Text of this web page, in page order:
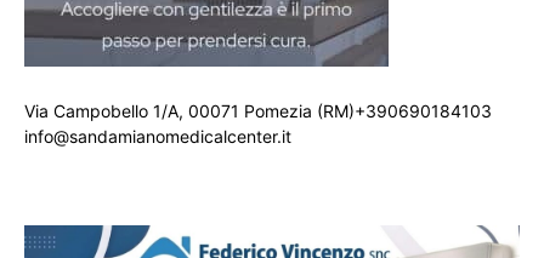
Via Campobello 1/A, 00071 Pomezia (RM)+390690184103
info@sandamianomedicalcenter.it